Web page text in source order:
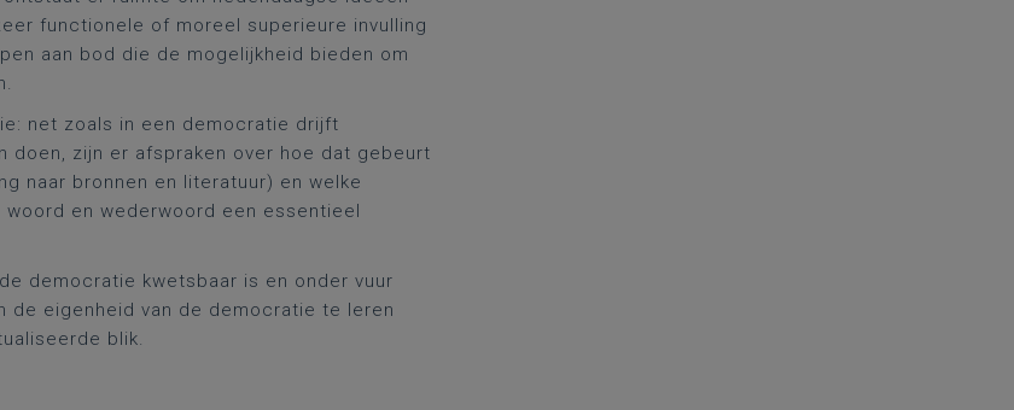
functionele of moreel superieure invulling
aan bod die de mogelijkheid bieden om
net zoals in een democratie drijft
zijn er afspraken over hoe dat gebeurt
naar bronnen en literatuur) en welke
en wederwoord een essentieel
democratie kwetsbaar is en onder vuur
de eigenheid van de democratie te leren
blik.